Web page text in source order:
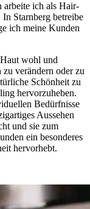
arbeite ich als Hair-
Starnberg betreibe
ich meine Kunden
wohl und
verändern oder zu
Schönheit zu
hervorzuheben.
Bedürfnisse
Aussehen
und sie zum
ein besonderes
hervorhebt.